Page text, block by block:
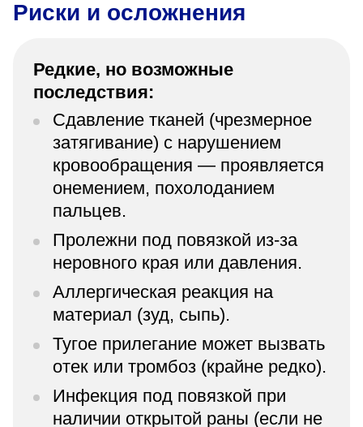
Риски и осложнения
Редкие, но возможные
последствия:
Сдавление тканей (чрезмерное
затягивание) с нарушением
кровообращения — проявляется
онемением, похолоданием
пальцев.
Пролежни под повязкой из-за
неровного края или давления.
Аллергическая реакция на
материал (зуд, сыпь).
Тугое прилегание может вызвать
отек или тромбоз (крайне редко).
Инфекция под повязкой при
наличии открытой раны (если не